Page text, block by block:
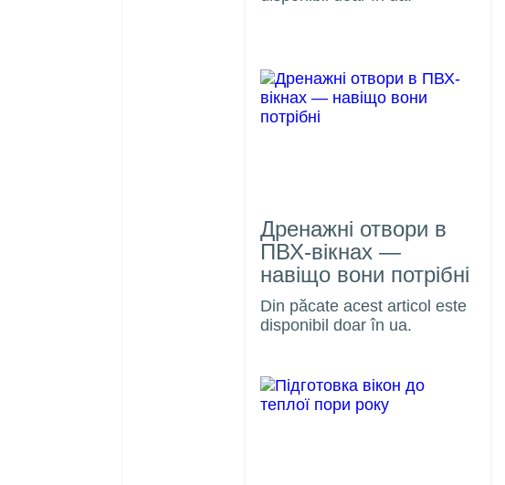
ferestre uşă
Дренажні отвори в
ПВХ-вікнах —
навіщо вони потрібні
Din păcate acest articol este
disponibil doar în ua.